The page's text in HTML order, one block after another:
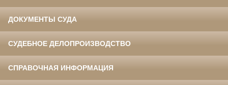
ДОКУМЕНТЫ СУДА
СУДЕБНОЕ ДЕЛОПРОИЗВОДСТВО
СПРАВОЧНАЯ ИНФОРМАЦИЯ